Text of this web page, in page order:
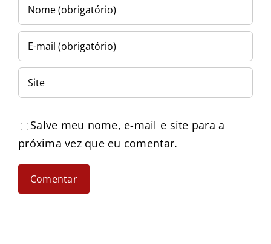
Salve meu nome, e-mail e site para a
próxima vez que eu comentar.